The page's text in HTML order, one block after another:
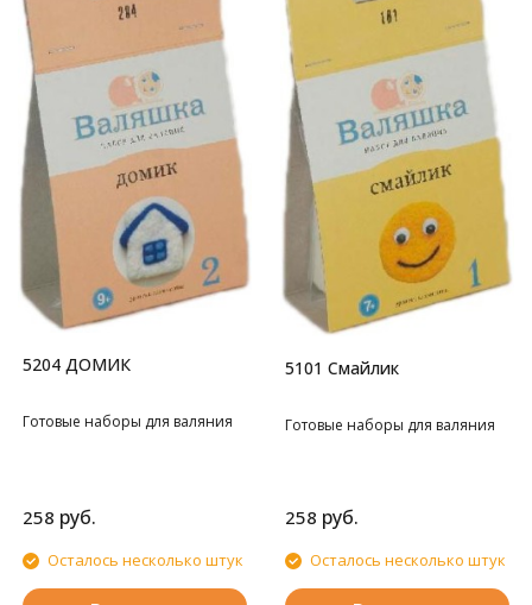
5204 ДОМИК
Готовые наборы для валяния
258 руб.
Осталось несколько штук
5101 Cмайлик
Готовые наборы для валяния
258 руб.
Осталось несколько штук